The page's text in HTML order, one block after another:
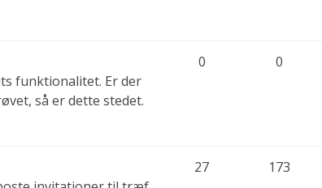
funktionalitet. Er der
så er dette stedet.
0 0
27 173